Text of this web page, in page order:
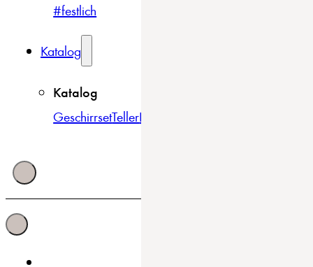
#festlich
Katalog
Katalog
GeschirrsetTellerBowls & Schüsseln